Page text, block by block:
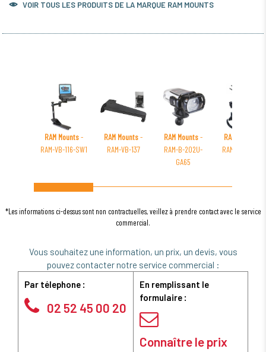
VOIR TOUS LES PRODUITS DE LA MARQUE RAM MOUNTS
RAM Mounts-
RAM-VB-116-SW1
RAM Mounts-
RAM-VB-137
RAM Mounts-
RAM-B-202U-
GA65
RAM Mounts
RAM-B-231Z-2-
*Les informations ci-dessus sont non contractuelles, veillez à prendre contact avec le service
commercial.
Vous souhaitez une information, un prix, un devis, vous
pouvez contacter notre service commercial :
Par télephone :
02 52 45 00 20
En remplissant le
formulaire :
Connaître le prix